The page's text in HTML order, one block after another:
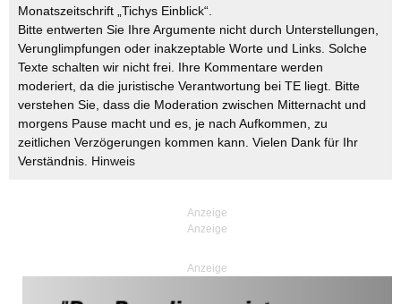
Monatszeitschrift „Tichys Einblick“.
Bitte entwerten Sie Ihre Argumente nicht durch Unterstellungen,
Verunglimpfungen oder inakzeptable Worte und Links. Solche
Texte schalten wir nicht frei. Ihre Kommentare werden
moderiert, da die juristische Verantwortung bei TE liegt. Bitte
verstehen Sie, dass die Moderation zwischen Mitternacht und
morgens Pause macht und es, je nach Aufkommen, zu
zeitlichen Verzögerungen kommen kann. Vielen Dank für Ihr
Verständnis. Hinweis
Anzeige